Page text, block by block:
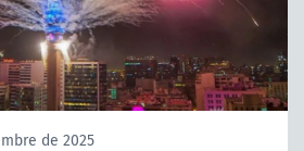
de 2025